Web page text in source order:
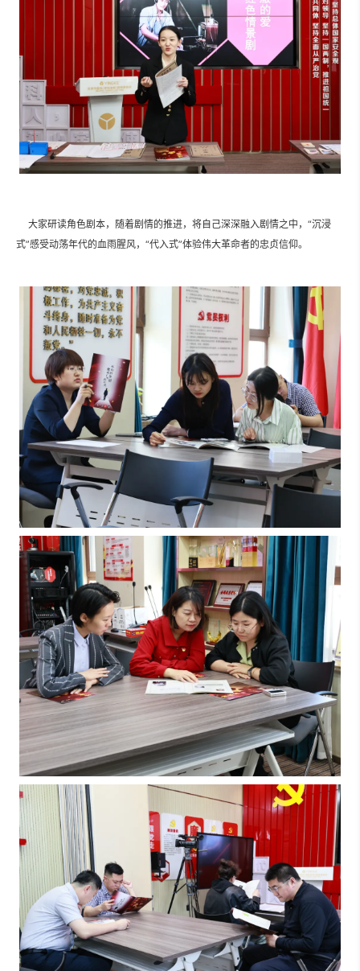
大家研读角色剧本，随着剧情的推进，将自己深深融入剧情之中，“沉浸
式”感受动荡年代的血雨腥风，“代入式”体验伟大革命者的忠贞信仰。